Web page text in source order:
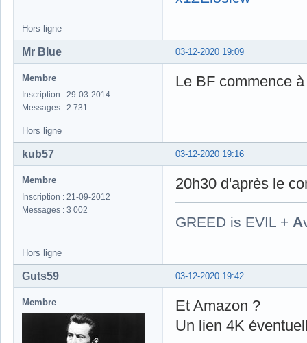
Hors ligne
03-12-2020 19:09
Mr Blue
Membre
Inscription : 29-03-2014
Messages : 2 731
Le BF commence
Hors ligne
03-12-2020 19:16
kub57
Membre
Inscription : 21-09-2012
Messages : 3 002
20h30 d'après le
GREED is EVIL + A
Hors ligne
03-12-2020 19:42
Guts59
Membre
Et Amazon ?
Un lien 4K